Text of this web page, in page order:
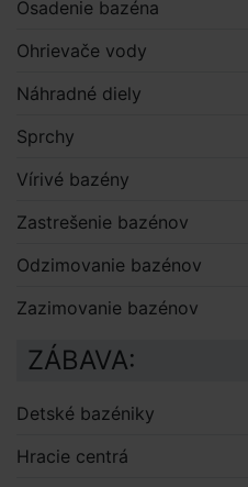
Osadenie bazéna
Ohrievače vody
Náhradné diely
Sprchy
Vírivé bazény
Zastrešenie bazénov
Odzimovanie bazénov
Zazimovanie bazénov
ZÁBAVA:
Detské bazéniky
Hracie centrá